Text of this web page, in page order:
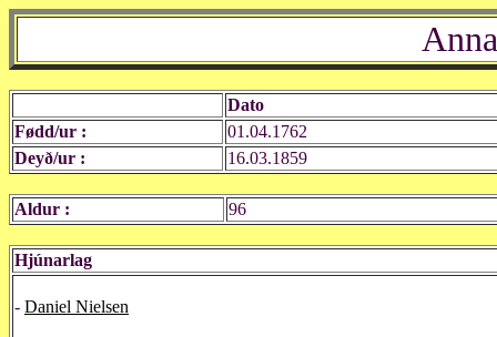
Dato
Fødd/ur :
01.04.1762
Deyð/ur :
16.03.1859
Aldur : 96
Hjúnarlag
- Daniel Nielsen